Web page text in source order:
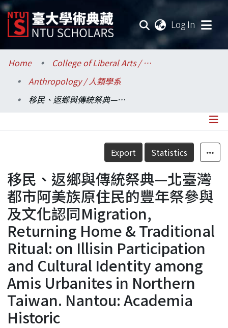
Log In
Communities & Collections
Research Outputs
Statistics
Home
College of Liberal Arts / 文學院
Anthropology / 人類學系
移民、返鄉與傳統祭典—北臺灣都市阿美族原住民的豐年祭參與及文化認同Migration, Returning Home & Traditional Ritual: on Illisin Participation and Cultural Identity among Amis Urbanites in Northern Taiwan. Nantou: Academia Historic
Details
Export Statistics
移民、返鄉與傳統祭典—北臺灣
都市阿美族原住民的豐年祭參與
及文化認同Migration,
Returning Home & Traditional
Ritual: on Illisin Participation
and Cultural Identity among
Amis Urbanites in Northern
Taiwan. Nantou: Academia
Historic